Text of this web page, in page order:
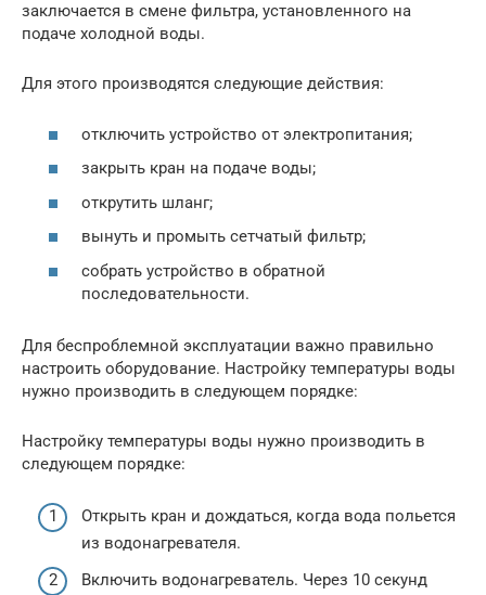
заключается в смене фильтра, установленного на
подаче холодной воды.
Для этого производятся следующие действия:
отключить устройство от электропитания;
закрыть кран на подаче воды;
открутить шланг;
вынуть и промыть сетчатый фильтр;
собрать устройство в обратной
последовательности.
Для беспроблемной эксплуатации важно правильно
настроить оборудование. Настройку температуры воды
нужно производить в следующем порядке:
Настройку температуры воды нужно производить в
следующем порядке:
Открыть кран и дождаться, когда вода польется
из водонагревателя.
Включить водонагреватель. Через 10 секунд